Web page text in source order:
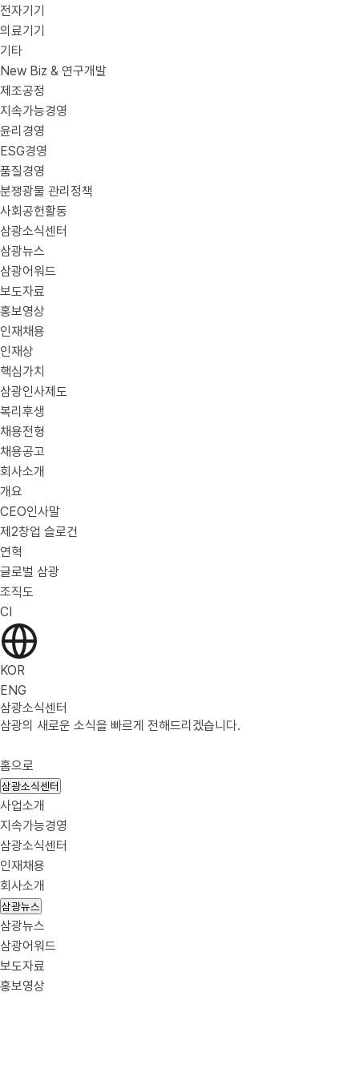
전자기기
의료기기
기타
New Biz & 연구개발
제조공정
지속가능경영
윤리경영
ESG경영
품질경영
분쟁광물 관리정책
사회공헌활동
삼광소식센터
삼광뉴스
삼광어워드
보도자료
홍보영상
인재채용
인재상
핵심가치
삼광인사제도
복리후생
채용전형
채용공고
회사소개
개요
CEO인사말
제2창업 슬로건
연혁
글로벌 삼광
조직도
CI
KOR
ENG
삼광소식센터
삼광의 새로운 소식을 빠르게 전해드리겠습니다.
홈으로
삼광소식센터
사업소개
지속가능경영
삼광소식센터
인재채용
회사소개
삼광뉴스
삼광뉴스
삼광어워드
보도자료
홍보영상